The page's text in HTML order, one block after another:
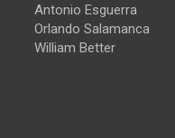
Antonio Esguerra
Orlando Salamanca
William Better